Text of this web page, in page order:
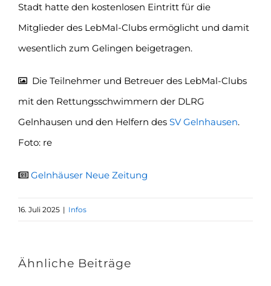
Stadt hatte den kostenlosen Eintritt für die
Mitglieder des LebMal-Clubs ermöglicht und damit
wesentlich zum Gelingen beigetragen.
Die Teilnehmer und Betreuer des LebMal-Clubs
mit den Rettungsschwimmern der DLRG
Gelnhausen und den Helfern des SV Gelnhausen.
Foto: re
Gelnhäuser Neue Zeitung
16. Juli 2025 | Infos
Ähnliche Beiträge